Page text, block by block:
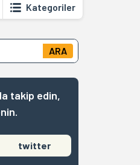
Kategoriler
ARA
takip edin,
twitter